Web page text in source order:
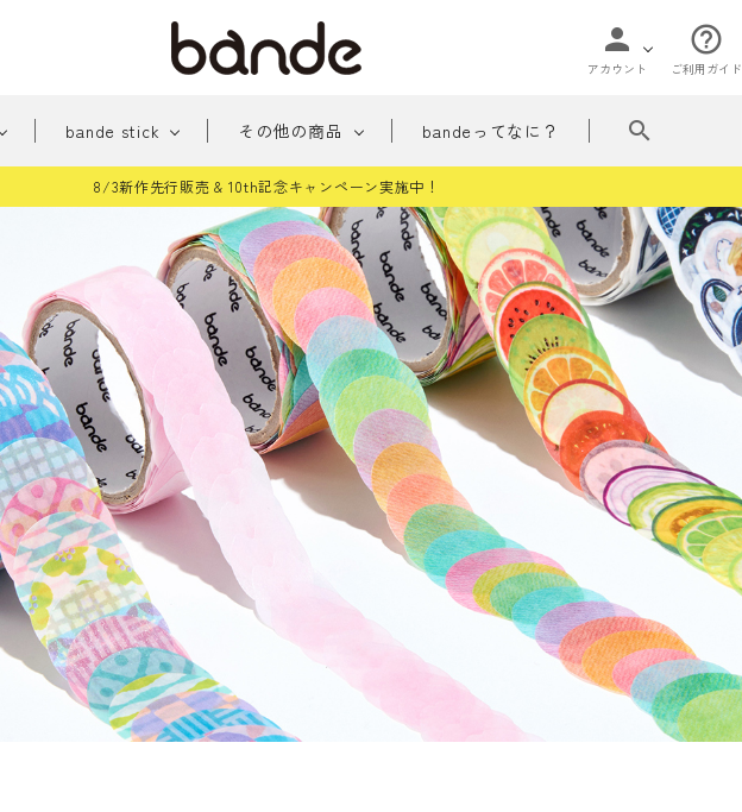
person
アカウント
help_outline
ご利用ガイド
みちくさアーケード 貼って贈れる花ことば
手帳に住む人たち 桜シリーズ
和柄 どうぶつ・いきもの
ッカー その他
bande stick
商
その他の商品
新商品
おめかしペー
パー
ペーパーアイ
テム
雑貨
bandeってなに？ search
8/3新作先行販売 & 10th記念キャンペーン実施中！